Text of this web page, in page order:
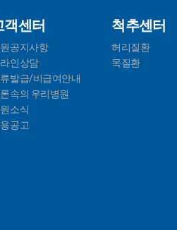
객센터
공지사항
인상담
발급/비급여안내
속의 우리병원
소식
공고
척추센터
허리질환
목질환